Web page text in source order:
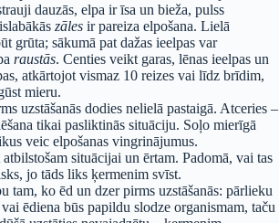
dauzās, elpa ir īsa un bieža, pulss
zāles ir pareiza elpošana. Lielā
grūta; sākumā pat dažas ieelpas var
raustās. Centies veikt garas, lēnas ieelpas un
atkārtojot vismaz 10 reizes vai līdz brīdim,
mieru.
uzstāšanās dodies nelielā pastaigā. Atceries –
tikai pasliktinās situāciju. Soļo mierīgā
veic elpošanas vingrinājumus.
situācijai un ērtam. Padomā, vai tas
jo tāds liks ķermenim svīst.
tam, ko ēd un dzer pirms uzstāšanās: pārlieku
ēdiena būs papildu slodze organismam, taču